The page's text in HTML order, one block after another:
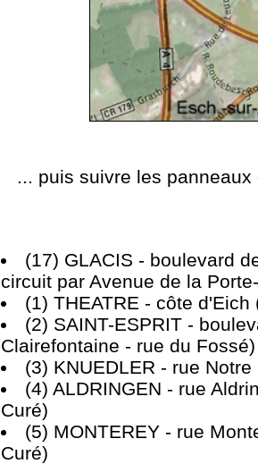
... puis suivre les panneaux
(17) GLACIS - boulevard
circuit par Avenue de la
(1) THEATRE - côte
(2) SAINT-ESPRIT -
Clairefontaine - rue du Fossé)
(3) KNUEDLER - rue
(4) ALDRINGEN - rue
Curé)
(5) MONTEREY - rue
Curé)